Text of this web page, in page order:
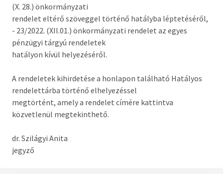
Rendeletek kihirdetése
Nemzetiségi Önkormányzatok
Koncepciók
(X. 28.) önkormányzati
rendelet eltérő szöveggel történő hatályba léptetéséről,
- 23/2022. (XII.01.) önkormányzati rendelet az egyes
pénzügyi tárgyú rendeletek
hatályon kívül helyezéséről.
A rendeletek kihirdetése a honlapon található Hatályos
rendelettárba történő elhelyezéssel
megtörtént, amely a rendelet címére kattintva
közvetlenül megtekinthető.
dr. Szilágyi Anita
jegyző